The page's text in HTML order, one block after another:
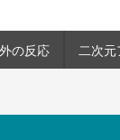
の反応 二次元